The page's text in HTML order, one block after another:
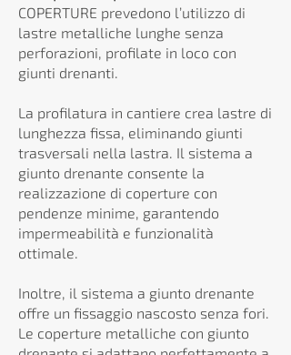
COPERTURE prevedono l’utilizzo di
lastre metalliche lunghe senza
perforazioni, profilate in loco con
giunti drenanti.
La profilatura in cantiere crea lastre di
lunghezza fissa, eliminando giunti
trasversali nella lastra. Il sistema a
giunto drenante consente la
realizzazione di coperture con
pendenze minime, garantendo
impermeabilità e funzionalità
ottimale.
Inoltre, il sistema a giunto drenante
offre un fissaggio nascosto senza fori.
Le coperture metalliche con giunto